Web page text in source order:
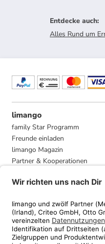
Entdecke auch:
Alles Rund um
limango
family Star Programm
Freunde einladen
limango Magazin
Partner & Kooperationen
Presse